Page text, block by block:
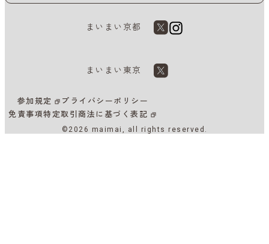
まいまい京都
まいまい東京
参加規定
プライバシーポリシー
免責事項特定取引商法に基づく表記
©2026 maimai, all rights reserved.